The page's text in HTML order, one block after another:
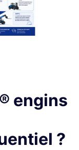
engins
?